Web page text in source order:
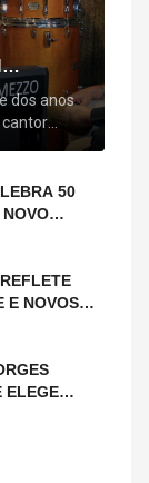
E
dos anos
cantor
"A
tarde:
o astro
50
E TURNÊ
E NOVOS
ALPHA
ELEGE
ATLETA DA